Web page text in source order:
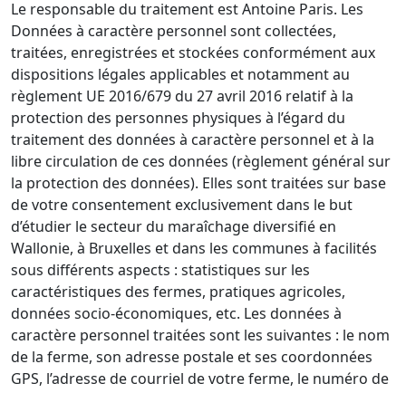
Le responsable du traitement est Antoine Paris. Les
Données à caractère personnel sont collectées,
traitées, enregistrées et stockées conformément aux
dispositions légales applicables et notamment au
règlement UE 2016/679 du 27 avril 2016 relatif à la
protection des personnes physiques à l’égard du
traitement des données à caractère personnel et à la
libre circulation de ces données (règlement général sur
la protection des données). Elles sont traitées sur base
de votre consentement exclusivement dans le but
d’étudier le secteur du maraîchage diversifié en
Wallonie, à Bruxelles et dans les communes à facilités
sous différents aspects : statistiques sur les
caractéristiques des fermes, pratiques agricoles,
données socio-économiques, etc. Les données à
caractère personnel traitées sont les suivantes : le nom
de la ferme, son adresse postale et ses coordonnées
GPS, l’adresse de courriel de votre ferme, le numéro de